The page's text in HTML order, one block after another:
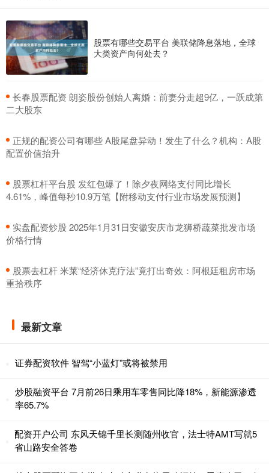
股票有哪些交易平台 美联储降息落地，全球
大类资产向何处去？
​长春股票配资 朗姿股份创始人离婚：前妻分走超9亿，一跃成第
二大股东
​正规的配资公司有哪些 A股尾盘异动！发生了什么？机构：A股
配置价值抬升
​股票杠杆平台股 发红包爆了！除夕夜网络支付同比增长
4.61%，峰值每秒10.9万笔【附移动支付行业市场发展预测】
​实盘配资炒股 2025年1月31日安徽安庆市龙狮桥蔬菜批发市场
价格行情
​股票去杠杆 米莱“经济休克疗法”竟打出奇效：阿根廷租房市场
重拾秩序
最新文章
证券配资软件 智驾“小蓝灯”或将被禁用
炒股融资平台 7月前26日乘用车零售同比降18%，新能源渗透
率65.7%
配资开户公司 东风天锦千里长测随州收官，法士特AMT写就5
省山路安全答卷